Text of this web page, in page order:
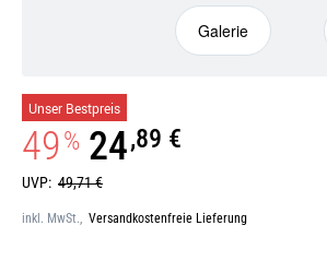
Galerie
öffnen
Galerie
UVP: 49,71 €
49% 24,89 €
Unser Bestpreis
inkl. MwSt., Versandkostenfreie Lieferung